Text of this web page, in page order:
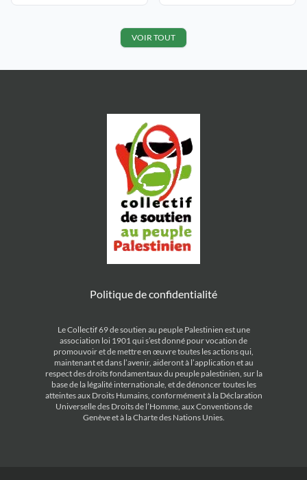
conditions normales de liberté
« Un Palestinien proche du Hamas
polémique pour le maire Grégory
Doucet (Le Progrès de Lyon) […]
VOIR TOUT
Politique de confidentialité
Le Collectif 69 de soutien au peuple Palestinien est une
association loi 1901 qui s’est donné pour vocation de
promouvoir et de mettre en œuvre toutes les actions qui,
maintenant et dans l’avenir, aideront à l’application et au
respect des droits fondamentaux du peuple palestinien, sur la
base de la légalité internationale, et de dénoncer toutes les
atteintes aux Droits Humains, conformément à la Déclaration
Universelle des Droits de l’Homme, aux Conventions de
Genève et à la Charte des Nations Unies.